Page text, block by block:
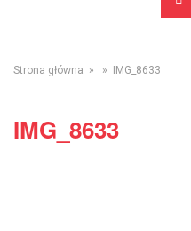
Strona główna » » IMG_8633
IMG_8633